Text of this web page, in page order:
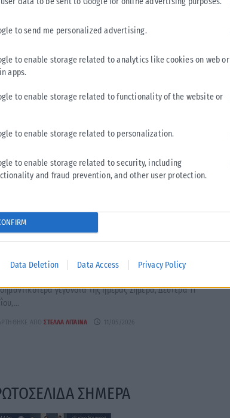
to send me personalized advertising.
to enable storage related to analytics like cookies on web or
apps.
to enable storage related to functionality of the website or
to enable storage related to personalization.
to enable storage related to security, including
and fraud prevention, and other user protection.
Data Deletion Data Access Privacy Policy
σήμερα 11 Μαΐου: Ποιοι γιορτάζουν αυτή
γεγονότα της ημέρας Σήμερα, Δευτέρα 11
ΑΠΌ ΣΤΈΛΛΑ ΛΊΤΑΙΝΑ 11/05/2026
ΣΗΜΕΡΑ